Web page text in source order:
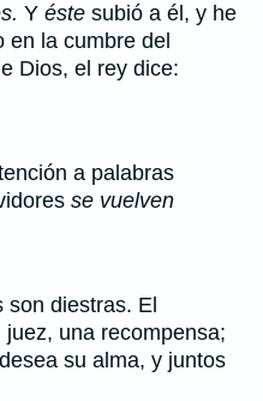
Y éste subió a él, y he
en la cumbre del
Dios, el rey dice:
a palabras
se vuelven
son diestras. El
juez, una recompensa;
su alma, y juntos